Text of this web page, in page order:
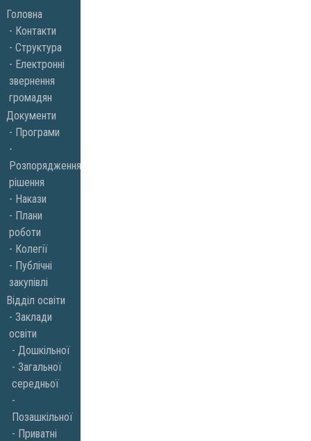
Skip
to
content
Головна
Контакти
Структура
Електронні
звернення
громадян
Документи
Програми
Розпорядження,
рішення
Накази
Плани
роботи
Колегії
Публічні
закупівлі
Відділ освіти
Заклади
освіти
Дошкільної
Загальної
середньої
Позашкільної
Приватні